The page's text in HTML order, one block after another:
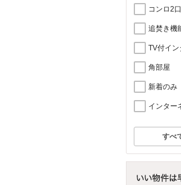
コンロ2
追焚き機
TV付イン
角部屋
新着のみ
インター
すべ